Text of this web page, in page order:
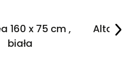
160 x 75 cm ,
biała
Altaria